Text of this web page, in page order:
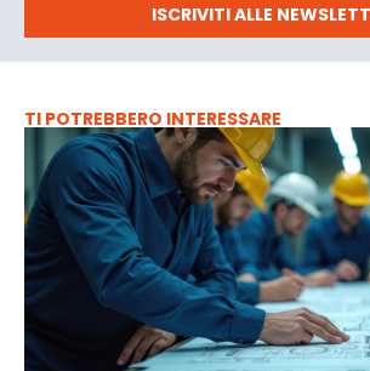
ISCRIVITI ALLE
TI POTREBBERO INTERESSARE